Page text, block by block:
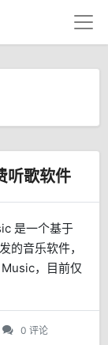
听歌软件
是一个基于
的音乐软件，
，目前仅
入本文提供的
软...0 评论